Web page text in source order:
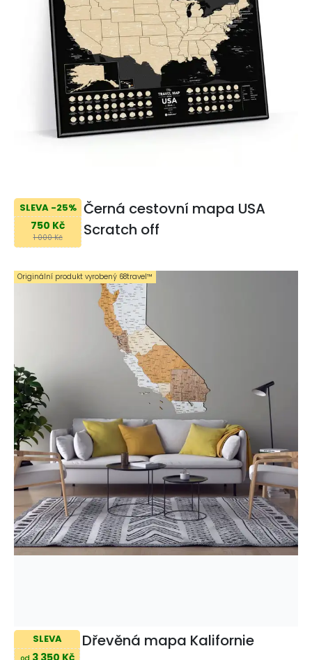
SLEVA -25%
750 Kč
1 000 Kč
Černá cestovní mapa USA
Scratch off
SLEVA
od 3 350 Kč
Dřevěná mapa Kalifornie
Originální produkt vyrobený 68travel™️